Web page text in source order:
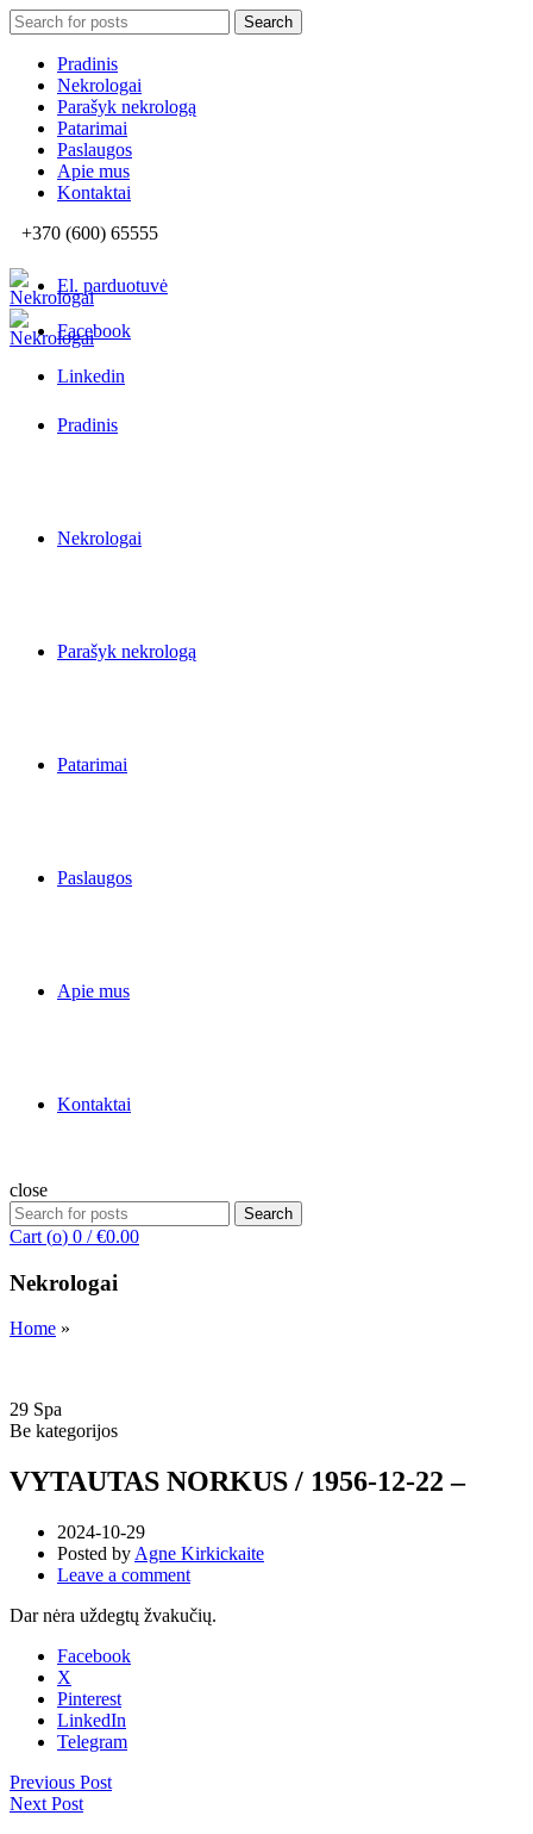
Search
for:
Search
Pradinis
Nekrologai
Parašyk nekrologą
Patarimai
Paslaugos
Apie mus
Kontaktai
+370 (600) 65555
El. parduotuvė
Facebook
Linkedin
Pradinis
Nekrologai
Parašyk nekrologą
Patarimai
Paslaugos
Apie mus
Kontaktai
close
Search
for:
Search
Cart (o) 0 / €0.00
Nekrologai
Home »
29 Spa
Be kategorijos
VYTAUTAS NORKUS / 1956-12-22 –
2024-10-29
Posted by Agne Kirkickaite
Leave a comment
Dar nėra uždegtų žvakučių.
Facebook
X
Pinterest
LinkedIn
Telegram
Previous Post
Next Post